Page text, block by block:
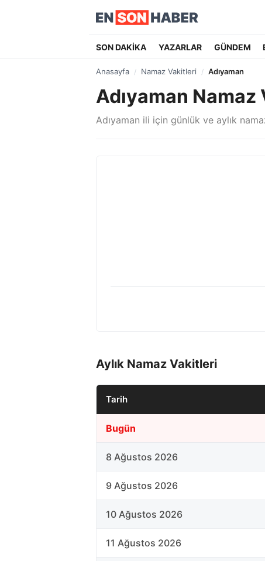
SON DAKİKA YAZARLAR GÜNDEM
Anasayfa Namaz Vakitleri Adıyaman
Adıyaman
Adıyaman ili için günlük ve aylık
Aylık Namaz Vakitleri
Tarih
Bugün
8 Ağustos 2026
9 Ağustos 2026
10 Ağustos 2026
11 Ağustos 2026